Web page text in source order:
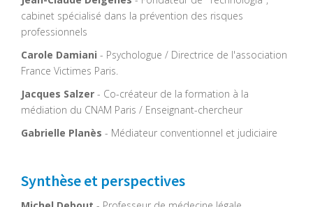
cabinet spécialisé dans la prévention des risques
professionnels
Carole Damiani - Psychologue / Directrice de l'association
France Victimes Paris.
Jacques Salzer - Co-créateur de la formation à la
médiation du CNAM Paris / Enseignant-chercheur
Gabrielle Planès - Médiateur conventionnel et judiciaire
Synthèse et perspectives